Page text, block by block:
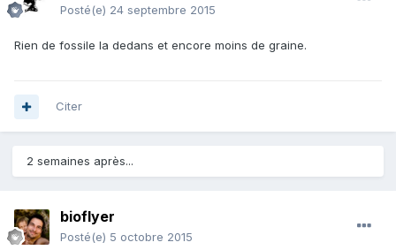
Posté(e) 24 septembre 2015
Rien de fossile la dedans et encore moins de graine.
Citer
2 semaines après...
bioflyer
Posté(e) 5 octobre 2015